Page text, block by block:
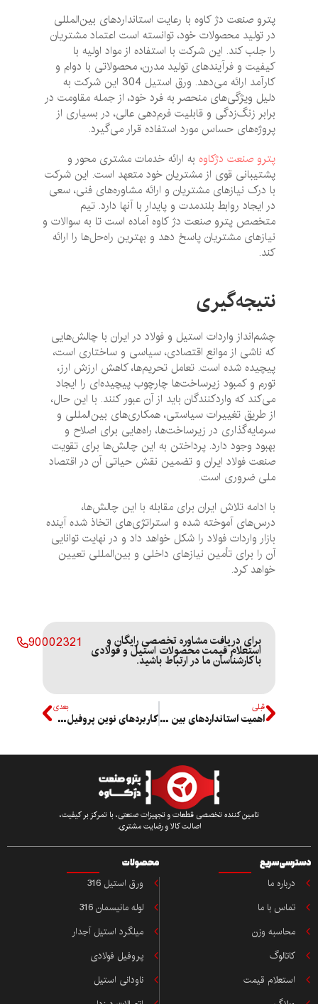
پترو صنعت دژ کاوه با رعایت استانداردهای بین‌المللی
در تولید محصولات خود، توانسته است اعتماد مشتریان
را جلب کند. این شرکت با استفاده از مواد اولیه با
کیفیت و فرآیندهای تولید مدرن، محصولاتی با دوام و
کارآمد ارائه می‌دهد. ورق استیل 304 این شرکت به
دلیل ویژگی‌های منحصر به فرد خود، از جمله مقاومت در
برابر زنگ‌زدگی و قابلیت فرم‌دهی عالی، در بسیاری از
پروژه‌های حساس مورد استفاده قرار می‌گیرد.
پترو صنعت دژکاوه به ارائه خدمات مشتری محور و
پشتیبانی قوی از مشتریان خود متعهد است. این شرکت
با درک نیازهای مشتریان و ارائه مشاوره‌های فنی، سعی
در ایجاد روابط بلندمدت و پایدار با آنها دارد. تیم
متخصص پترو صنعت دژ کاوه آماده است تا به سوالات و
نیازهای مشتریان پاسخ دهد و بهترین راه‌حل‌ها را ارائه
نتیجه‌گیری
چشم‌انداز واردات استیل و فولاد در ایران با چالش‌هایی
که ناشی از موانع اقتصادی، سیاسی و ساختاری است،
پیچیده شده است. تعامل تحریم‌ها، کاهش ارزش ارز،
تورم و کمبود زیرساخت‌ها چارچوب پیچیده‌ای را ایجاد
می‌کند که واردکنندگان باید از آن عبور کنند. با این حال،
از طریق تغییرات سیاستی، همکاری‌های بین‌المللی و
سرمایه‌گذاری در زیرساخت‌ها، راه‌هایی برای اصلاح و
بهبود وجود دارد. پرداختن به این چالش‌ها برای تقویت
صنعت فولاد ایران و تضمین نقش حیاتی آن در اقتصاد
ملی ضروری است.
با ادامه تلاش ایران برای مقابله با این چالش‌ها،
درس‌های آموخته شده و استراتژی‌های اتخاذ شده آینده
بازار واردات فولاد را شکل خواهد داد و در نهایت توانایی
آن را برای تأمین نیازهای داخلی و بین‌المللی تعیین
خواهد کرد.
برای دریافت مشاوره تخصصی رایگان و
استعلام قیمت محصولات استیل و فولادی
با کارشناسان ما در ارتباط باشید.
90002321
اهمیت استانداردهای بین المللی در خرید لوله های فولادی کاربردهای نوین پروفیل‌های گالوانیزه در صنعت و ساختمان
تامین کننده تخصصی قطعات و تجهیزات صنعتی، با تمرکز بر کیفیت،
اصالت کالا و رضایت مشتری.
سریع
ما
با ما
وزن
قیمت
محصولات
ورق استیل 316
لوله مانیسمان 316
میلگرد استیل آجدار
پروفیل فولادی
ناودانی استیل